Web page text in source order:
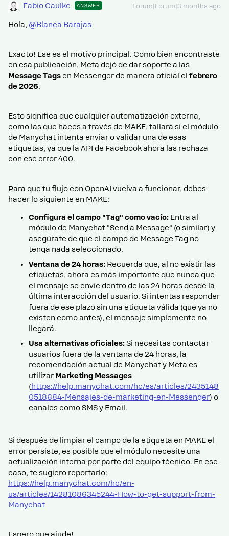
Fabio Gaulke ANSWER Forum|Forum|3 months ago
Hola, ​ @Blanca Barajas
Exacto! Ese es el motivo principal. Como bien encontraste
en esa publicación, Meta dejó de dar soporte a las
Message Tagsen Messenger de manera oficial el febrero
de 2026.
Esto significa que cualquier automatización externa,
como las que haces a través de MAKE, fallará si el módulo
de Manychat intenta enviar o validar una de esas
etiquetas, ya que la API de Facebook ahora las rechaza
con ese error 400.
Para que tu flujo con OpenAI vuelva a funcionar, debes
hacer lo siguiente en MAKE:
Configura el campo "Tag" como vacío: Entra al
módulo de Manychat "Send a Message" (o similar) y
asegúrate de que el campo de Message Tag no
tenga nada seleccionado.
Ventana de 24 horas: Recuerda que, al no existir las
etiquetas, ahora es más importante que nunca que
el mensaje se envíe dentro de las 24 horas desde la
última interacción del usuario. Si intentas responder
fuera de ese plazo sin una etiqueta válida (que ya no
existen como antes), el mensaje simplemente no
llegará.
Usa alternativas oficiales:Si necesitas contactar
usuarios fuera de la ventana de 24 horas, la
recomendación actual de Manychat y Meta es
utilizar Marketing Messages
(https://help.manychat.com/hc/es/articles/2435148
0518684-Mensajes-de-marketing-en-Messenger) o
canales como SMS y Email.
Si después de limpiar el campo de la etiqueta en MAKE el
error persiste, es posible que el módulo necesite una
actualización interna por parte del equipo técnico. En ese
caso, te sugiero reportarlo:
https://help.manychat.com/hc/en-
us/articles/14281086345244-How-to-get-support-from-
Manychat